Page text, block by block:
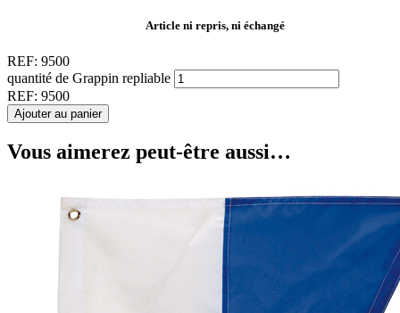
Article ni repris, ni échangé
REF: 9500
quantité de Grappin repliable
REF: 9500
Ajouter au panier
Vous aimerez peut-être aussi…